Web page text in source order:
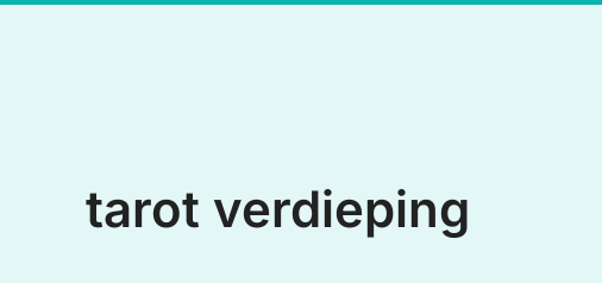
tarot verdieping